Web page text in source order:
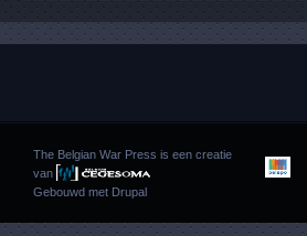
The Belgian War Press is een creatie
van
Gebouwd met Drupal